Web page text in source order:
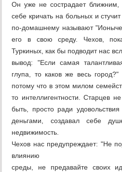
Он уже не сострадает ближним,
себе кричать на больных и
по-домашнему называют
его в свою среду. Чехов,
Туркиных, как бы подводит нас
вывод: "Если самая
глупа, то каков же весь
потому что в этом милом
то интеллигентности. Старцев
быть, просто ради
деньгами, создавал себе
недвижимость.
Чехов нас предупреждает: "Не
влиянию
среды, не предавайте своих